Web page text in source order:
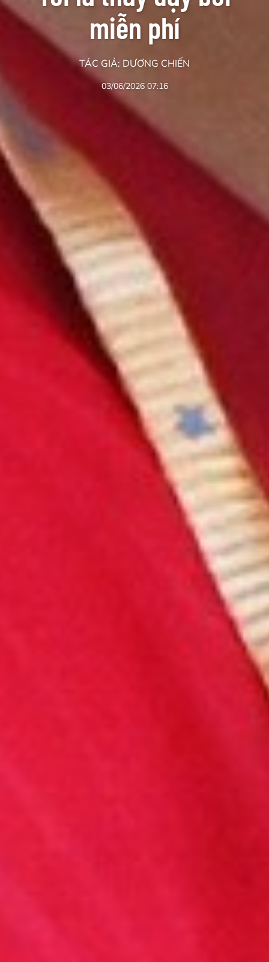
miễn phí
TÁC GIẢ: DƯƠNG CHIẾN
03/06/2026 07:16